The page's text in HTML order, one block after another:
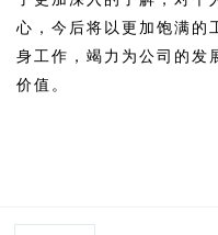
心，今后将以更加饱满的
身工作，竭力为公司的发
价值。